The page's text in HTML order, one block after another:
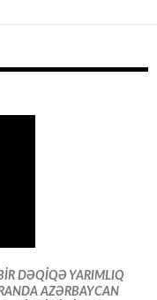
DƏQİQƏ YARIMLIQ
AZƏRBAYCAN